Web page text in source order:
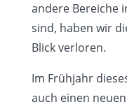
andere Bereiche
sind, haben wir
Blick verloren.
Im Frühjahr
auch einen